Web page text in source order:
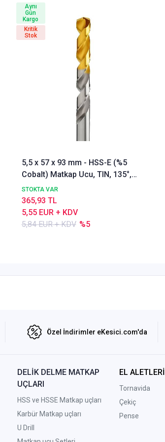
5,5 x 57 x 93 mm - HSS-E (%5
Cobalt) Matkap Ucu, TIN, 135°,
DIN338 Delik Delme ucu,
Nachreiner
STOKTA VAR
5,84 EUR + KDV %5
5,55 EUR + KDV
365,93 TL
Aynı
Gün
Kargo
Kritik
Stok
Özel İndirimler eKesici.com'da
DELİK DELME MATKAP
UÇLARI
HSS ve HSSE Matkap uçları
Karbür Matkap uçları
U Drill
EL ALETLERİ
Tornavida
Çekiç
Pense